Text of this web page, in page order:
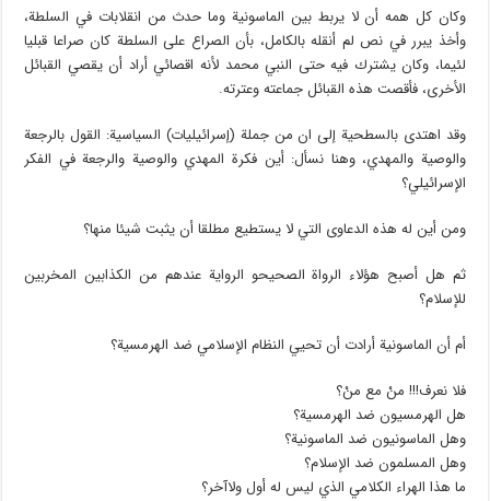
وكان كل همه أن لا يربط بين الماسونية وما حدث من انقلابات في السلطة،
وأخذ يبرر في نص لم أنقله بالكامل، بأن الصراع على السلطة كان صراعا قبليا
لئيما، وكان يشترك فيه حتى النبي محمد لأنه اقصائي أراد أن يقصي القبائل
الأخرى، فأقصت هذه القبائل جماعته وعترته.
وقد اهتدى بالسطحية إلى ان من جملة (إسرائيليات) السياسية: القول بالرجعة
والوصية والمهدي، وهنا نسأل: أين فكرة المهدي والوصية والرجعة في الفكر
الإسرائيلي؟
ومن أين له هذه الدعاوى التي لا يستطيع مطلقا أن يثبت شيئا منها؟
ثم هل أصبح هؤلاء الرواة الصحيحو الرواية عندهم من الكذابين المخربين
للإسلام؟
أم أن الماسونية أرادت أن تحيي النظام الإسلامي ضد الهرمسية؟
فلا نعرف!!! منْ مع منْ؟
هل الهرمسيون ضد الهرمسية؟
وهل الماسونيون ضد الماسونية؟
وهل المسلمون ضد الإسلام؟
ما هذا الهراء الكلامي الذي ليس له أول ولاآخر؟